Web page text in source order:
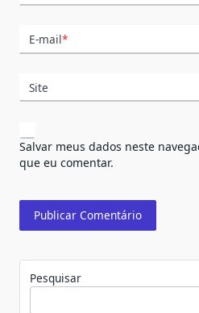
E-mail*
Site
Salvar meus dados neste
que eu comentar.
Pesquisar